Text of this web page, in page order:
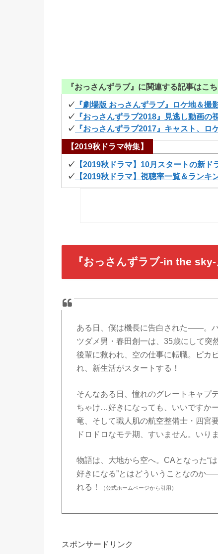
『おっさんずラブ』に関連する記事はこち
✓ 『劇場版 おっさんずラブ』ロケ地＆撮
✓ 『おっさんずラブ2018』見逃し動画の
✓ 『おっさんずラブ2017』キャスト、ロ
【2019秋ドラマ特集】
✓ 【2019秋ドラマ】10月スタートの新ド
✓ 【2019秋ドラマ】視聴率一覧＆ランキ
『おっさんずラブ-in the
ある日、僕は機長に告白された――。
ツダメ男・春田創一は、35歳にして突
後輩に救われ、空の仕事に転職。ピカ
れ、新生活がスタートする！
そんなある日、憧れのグレートキャプ
ちゃけ…好きになっても、いいですか
竜、そして職人肌の航空整備士・四宮
ドロドロなモテ期、すいません。いり
物語は、大地から空へ。CAとなった“
好きになる”とはどういうことなのか
れる！
（公式ホームページから引用）
スポンサードリンク